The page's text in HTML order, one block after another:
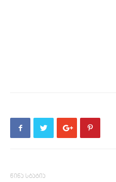
წინა სტატია